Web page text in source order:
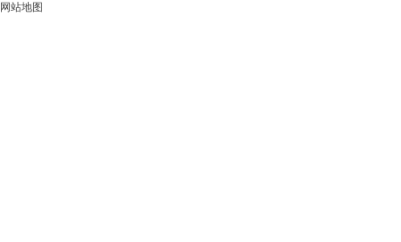
网站地图